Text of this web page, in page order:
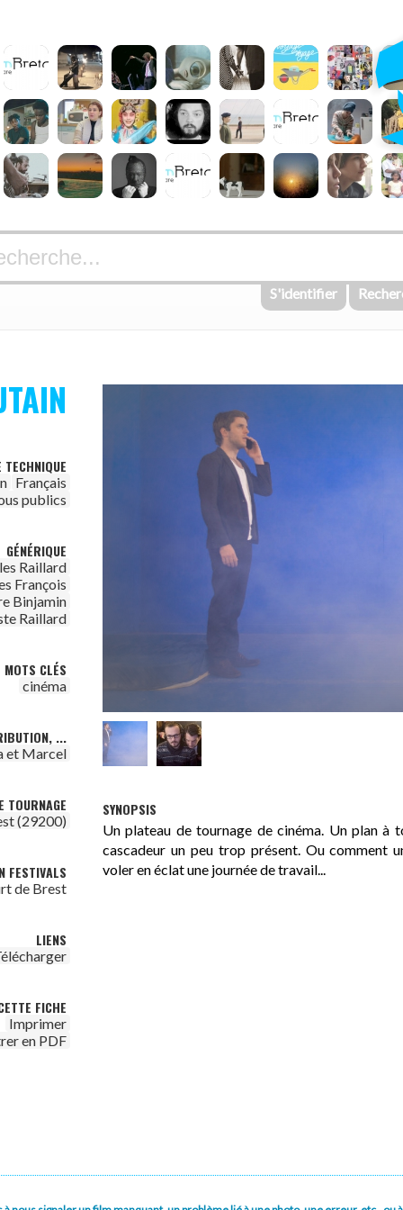
S'identifier
TECHNIQUE
Français
publics
GÉNÉRIQUE
Raillard
François
Binjamin
Raillard
MOTS CLÉS
cinéma
...
et Marcel
TOURNAGE
(29200)
FESTIVALS
de Brest
LIENS
FICHE
Imprimer
en PDF
SYNOPSIS
Un plateau de tournage de cinéma. Un plan à
cascadeur un peu trop présent. Ou comment
voler en éclat une journée de travail...